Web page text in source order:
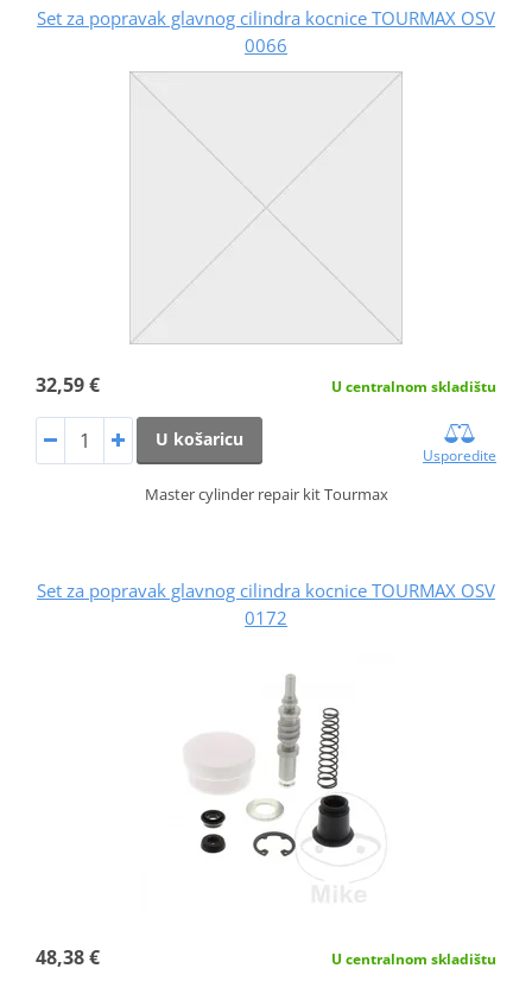
Set za popravak glavnog cilindra kocnice TOURMAX OSV
0066
32,59 € U centralnom skladištu
U košaricu
Usporedite
Master cylinder repair kit Tourmax
Set za popravak glavnog cilindra kocnice TOURMAX OSV
0172
48,38 € U centralnom skladištu